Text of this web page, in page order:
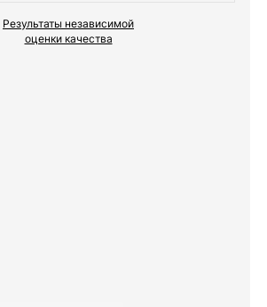
Результаты независимой
оценки качества